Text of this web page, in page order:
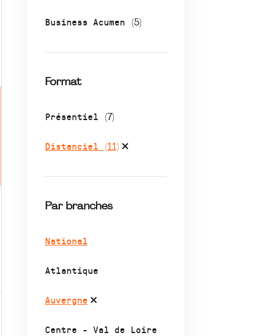
Business Acumen (5)
Format
Présentiel (7)
Distanciel (11)
Par branches
National
Atlantique
Auvergne
Centre - Val de Loire